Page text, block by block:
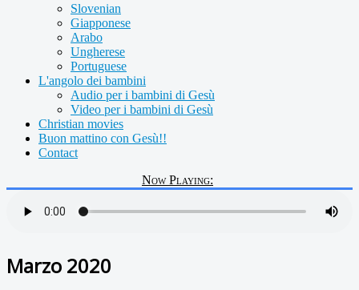
Slovenian
Giapponese
Arabo
Ungherese
Portuguese
L'angolo dei bambini
Audio per i bambini di Gesù
Video per i bambini di Gesù
Christian movies
Buon mattino con Gesù!!
Contact
Now Playing:
Marzo 2020